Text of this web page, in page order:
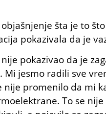
šta je to
pokazivala da je
pokazivao da je
Mi jesmo radili sve
promenilo da mi
To se nije